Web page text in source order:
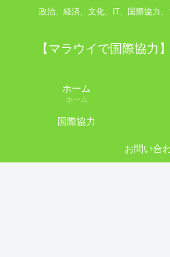
政治、経済、文化、IT、国際協力
【マラウイで国際協力
ホーム
ホーム
国際協力
お問い合